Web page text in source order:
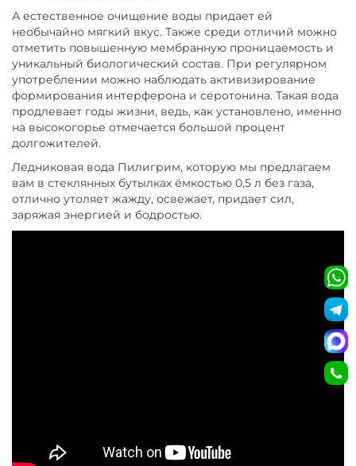
А естественное очищение воды придает ей
необычайно мягкий вкус. Также среди отличий можно
отметить повышенную мембранную проницаемость и
уникальный биологический состав. При регулярном
употреблении можно наблюдать активизирование
формирования интерферона и серотонина. Такая вода
продлевает годы жизни, ведь, как установлено, именно
на высокогорье отмечается большой процент
долгожителей.
Ледниковая вода Пилигрим, которую мы предлагаем
вам в стеклянных бутылках ёмкостью 0,5 л без газа,
отлично утоляет жажду, освежает, придает сил,
заряжая энергией и бодростью.